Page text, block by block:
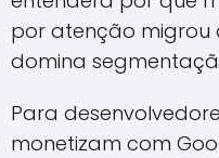
por atenção migrou
domina
Para
monetizam com